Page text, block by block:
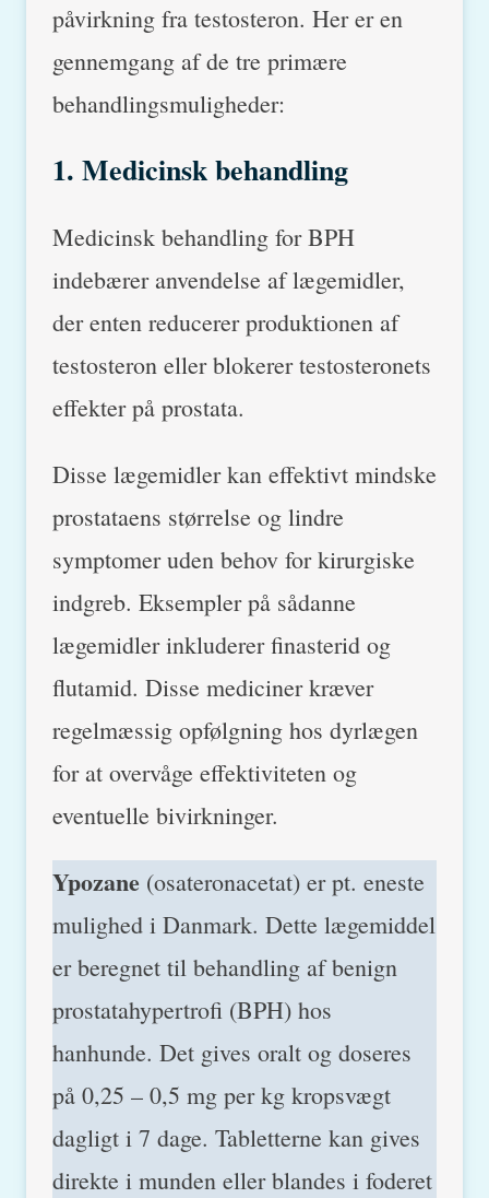
påvirkning fra testosteron. Her er en
gennemgang af de tre primære
behandlingsmuligheder:
1. Medicinsk behandling
Medicinsk behandling for BPH
indebærer anvendelse af lægemidler,
der enten reducerer produktionen af
testosteron eller blokerer testosteronets
effekter på prostata.
Disse lægemidler kan effektivt mindske
prostataens størrelse og lindre
symptomer uden behov for kirurgiske
indgreb. Eksempler på sådanne
lægemidler inkluderer finasterid og
flutamid. Disse mediciner kræver
regelmæssig opfølgning hos dyrlægen
for at overvåge effektiviteten og
eventuelle bivirkninger.
Ypozane (osateronacetat) er pt. eneste
mulighed i Danmark. Dette lægemiddel
er beregnet til behandling af benign
prostatahypertrofi (BPH) hos
hanhunde. Det gives oralt og doseres
på 0,25 – 0,5 mg per kg kropsvægt
dagligt i 7 dage. Tabletterne kan gives
direkte i munden eller blandes i foderet